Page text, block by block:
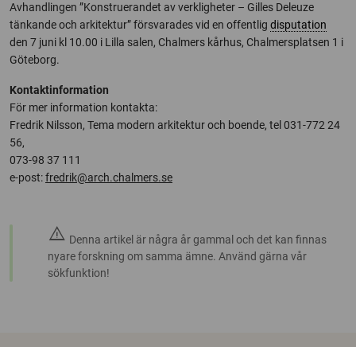
Avhandlingen ”Konstruerandet av verkligheter – Gilles Deleuze
tänkande och arkitektur” försvarades vid en offentlig disputation
den 7 juni kl 10.00 i Lilla salen, Chalmers kårhus, Chalmersplatsen 1 i
Göteborg.
Kontaktinformation
För mer information kontakta:
Fredrik Nilsson, Tema modern arkitektur och boende, tel 031-772 24
56,
073-98 37 111
e-post:fredrik@arch.chalmers.se
warning Denna artikel är några år gammal och det kan finnas
nyare forskning om samma ämne. Använd gärna vår
sökfunktion!